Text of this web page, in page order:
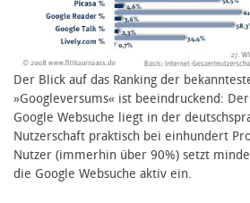
Der Blick auf das Ranking der
»Googleversums« ist beeindruckend:
Google Websuche liegt in der
Nutzerschaft praktisch bei einhundert
Nutzer (immerhin über 90%) setzt
die Google Websuche aktiv ein.